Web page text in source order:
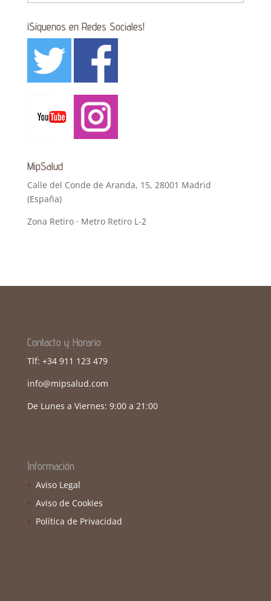
de
nuestro
Blog
¡Síguenos en Redes Sociales!
MipSalud
Calle del Conde de Aranda, 15, 28001 Madrid
(España)
Zona Retiro · Metro Retiro L-2
Contacto y Horario
Tlf: +34 911 123 479
info@mipsalud.com
De Lunes a Viernes: 9:00 a 21:00
Información
Aviso Legal
Aviso de Cookies
Política de Privacidad